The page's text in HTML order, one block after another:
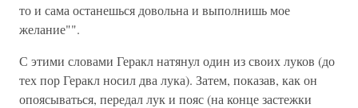
то и сама останешься довольна и выполнишь мое
желание"".
С этими словами Геракл натянул один из своих луков (до
тех пор Геракл носил два лука). Затем, показав, как он
опоясываться, передал лук и пояс (на конце застежки